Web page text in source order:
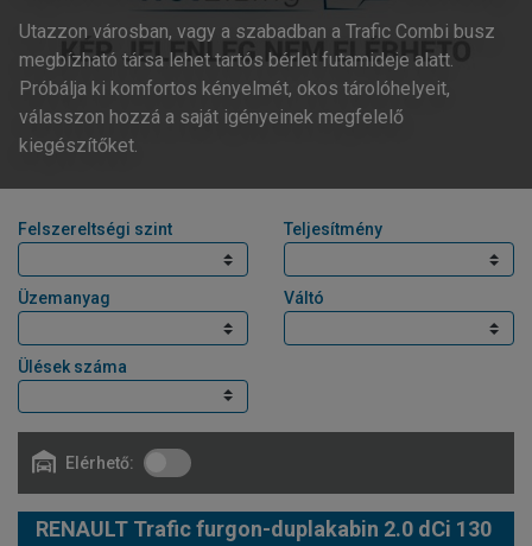
Utazzon városban, vagy a szabadban a Trafic Combi busz
megbízható társa lehet tartós bérlet futamideje alatt.
Próbálja ki komfortos kényelmét, okos tárolóhelyeit,
válasszon hozzá a saját igényeinek megfelelő
kiegészítőket.
Felszereltségi szint Teljesítmény
Üzemanyag Váltó
Ülések száma
Elérhető:
RENAULT Trafic furgon-duplakabin 2.0 dCi 130